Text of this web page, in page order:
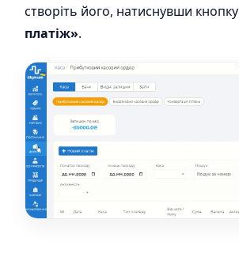
створіть його, натиснувши кнопку
платіж».